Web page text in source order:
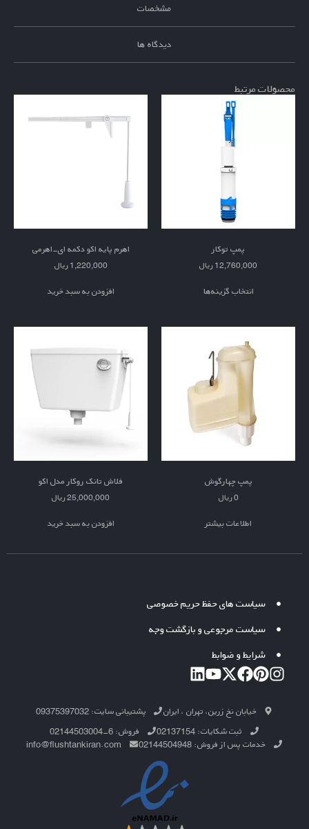
مشخصات
دیدگاه ها
محصولات مرتبط
پمپ توکار
12,760,000 ریال
انتخاب گزینه‌ها
اهرم پایه اکو دکمه ای-اهرمی
1,220,000 ریال
افزودن به سبد خرید
پمپ چهارگوش
0ریال
اطلاعات بیشتر
فلاش تانک روکار مدل اکو
25,000,000ریال
افزودن به سبد خرید
سیاست های حفظ حریم خصوصی
سیاست مرجوعی و بازگشت وجه
شرایط و ضوابط
خیابان نخ زرین، تهران ، ایران
پشتیبانی سایت: 09375397032
ثبت شکایات: 02137154
فروش: 6-02144503004
خدمات پس از فروش: 02144504948
info@flushtankiran.com